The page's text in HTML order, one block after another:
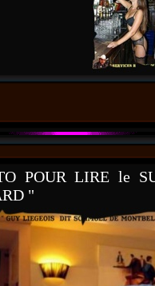
POUR LIRE le
"